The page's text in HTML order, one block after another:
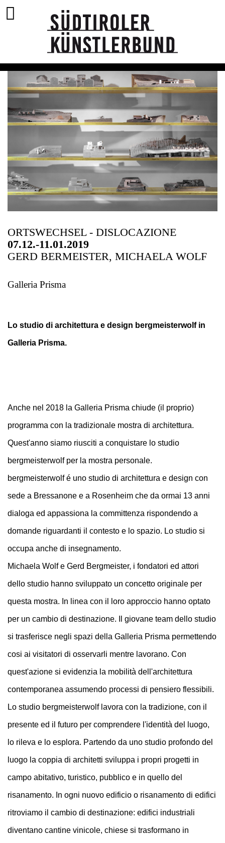
ORTSWECHSEL - DISLOCAZIONE
07.12.-11.01.2019
GERD BERMEISTER, MICHAELA WOLF
Galleria Prisma
Lo studio di architettura e design bergmeisterwolf in
Galleria Prisma.
Anche nel 2018 la Galleria Prisma chiude (il proprio)
programma con la tradizionale mostra di architettura.
Quest'anno siamo riusciti a conquistare lo studio
bergmeisterwolf per la mostra personale.
bergmeisterwolf é uno studio di architettura e design con
sede a Bressanone e a Rosenheim che da ormai 13 anni
dialoga ed appassiona la committenza rispondendo a
domande riguardanti il contesto e lo spazio. Lo studio si
occupa anche di insegnamento.
Michaela Wolf e Gerd Bergmeister, i fondatori ed attori
dello studio hanno sviluppato un concetto originale per
questa mostra. In linea con il loro approccio hanno optato
per un cambio di destinazione. Il giovane team dello studio
si trasferisce negli spazi della Galleria Prisma permettendo
cosi ai visitatori di osservarli mentre lavorano. Con
quest'azione si evidenzia la mobilità dell'architettura
contemporanea assumendo processi di pensiero flessibili.
Lo studio bergmeisterwolf lavora con la tradizione, con il
presente ed il futuro per comprendere l'identità del luogo,
lo rileva e lo esplora. Partendo da uno studio profondo del
luogo la coppia di architetti sviluppa i propri progetti in
campo abitativo, turistico, pubblico e in quello del
risanamento. In ogni nuovo edificio o risanamento di edifici
ritroviamo il cambio di destinazione: edifici industriali
diventano cantine vinicole, chiese si trasformano in